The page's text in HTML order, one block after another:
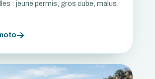
: jeune permis, gros cube, malus,